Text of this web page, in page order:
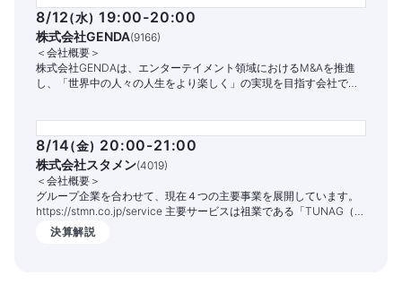
8/12(水) 19:00-20:00
株式会社GENDA(9166)
＜会社概要＞
株式会社GENDAは、エンターテイメント領域におけるM&Aを推進
し、「世界中の人々の人生をより楽しく」の実現を目指す会社で
8/14(金) 20:00-21:00
株式会社スタメン(4019)
＜会社概要＞
グループ企業を合わせて、現在４つの主要事業を展開しています。
https://stmn.co.jp/service 主要サービスは祖業である「TUNAG（ツ
ナグ）」という組織エンゲージメントを高めるITサービスです。
1,400社以上の企業様でご活用いただいており、従業員の定着率向上
決算解説